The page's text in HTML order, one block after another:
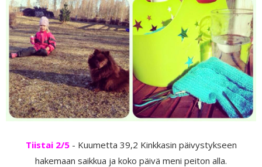
Tiistai 2/5- Kuumetta 39,2 Kinkkasin päivystykseen
hakemaan saikkua ja koko päivä meni peiton alla.